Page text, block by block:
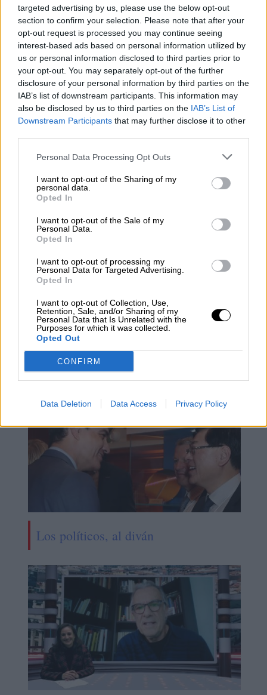
targeted advertising by us, please use the below opt-out
section to confirm your selection. Please note that after your
opt-out request is processed you may continue seeing
interest-based ads based on personal information utilized by
us or personal information disclosed to third parties prior to
your opt-out. You may separately opt-out of the further
disclosure of your personal information by third parties on the
IAB’s list of downstream participants. This information may
also be disclosed by us to third parties on the IAB’s List of
Downstream Participants that may further disclose it to other
Personal Data Processing Opt Outs
I want to opt-out of the Sharing of my
personal data.
Opted In
I want to opt-out of the Sale of my
Personal Data.
Opted In
I want to opt-out of processing my
Personal Data for Targeted Advertising.
Opted In
I want to opt-out of Collection, Use,
Retention, Sale, and/or Sharing of my
Personal Data that Is Unrelated with the
Purposes for which it was collected.
Opted Out
CONFIRM
Data Deletion Data Access Privacy Policy
española ante la Fiscalía "porfavorecer la
inmigración ilegaly por eluso fraudulento de
las leyesdel mar".
"Disfrazando sus actos como "rescates", la
labor de esta "ONG"la hace cómplice de las
mafias internacionales del tráfico de
personasque generan cada año millones de
euros de beneficio. Este dinero lo utilizan para
el cultivo del terror en sus países de origen,
oportunidades", ha señalado el líder de la
formación ultraderechista a través de
Twitter.
Además, Abascal amenaza con actuar
firmeza y contundencia"contracualquier otra
ONG, asociación o colectivo que siga el
"una inmigraciónilegal, masiva y sujeta a los
intereses de las mafias internacionales
"gobiernos", con clara advertencia al Ejecutivo
español.
Salvini Open Arms Carmen Calvo
Italia
España
Vox PSOE
Santiago Abascal
Pedro Sánchez
NOTICIAS RELACIONADAS
Los políticos, al diván